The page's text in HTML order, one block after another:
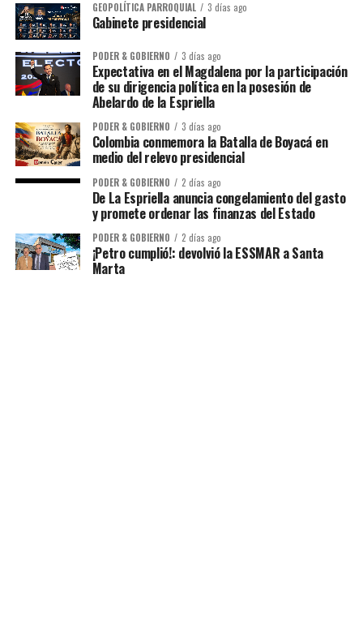
GEOPOLÍTICA PARROQUIAL 3 días ago
Gabinete presidencial
PODER & GOBIERNO 3 días ago
Expectativa en el Magdalena por la participación
de su dirigencia política en la posesión de
Abelardo de la Espriella
PODER & GOBIERNO 3 días ago
Colombia conmemora la Batalla de Boyacá en
medio del relevo presidencial
PODER & GOBIERNO 2 días ago
De La Espriella anuncia congelamiento del gasto
y promete ordenar las finanzas del Estado
PODER & GOBIERNO 2 días ago
¡Petro cumplió!: devolvió la ESSMAR a Santa
Marta